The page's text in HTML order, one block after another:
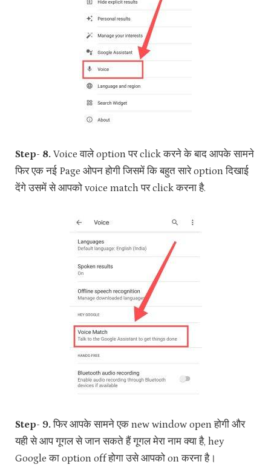
Step- 8. Voice वाले option पर click करने के बाद आपके सामने
फिर एक नई Page ओपन होगी जिसमें कि बहुत सारे option दिखाई
देंगे उसमें से आपको voice match पर click करना है.
Step- 9.फिर आपके सामने एक new window open होगी और
यही से आप गूगल से जान सकते हैं गूगल मेरा नाम क्या है, hey
Google का option off होगा उसे आपको on करना है।